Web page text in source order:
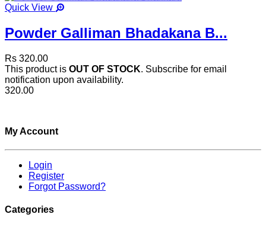
Quick View
Powder Galliman Bhadakana B...
Rs 320.00
This product is OUT OF STOCK. Subscribe for email
notification upon availability.
320.00
My Account
Login
Register
Forgot Password?
Categories